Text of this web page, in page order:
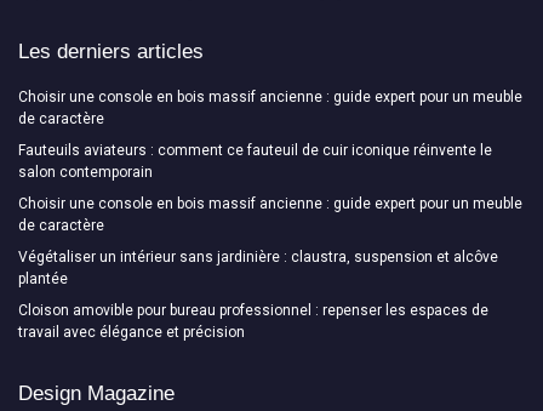
Les derniers articles
Choisir une console en bois massif ancienne : guide expert pour un meuble
de caractère
Fauteuils aviateurs : comment ce fauteuil de cuir iconique réinvente le
salon contemporain
Choisir une console en bois massif ancienne : guide expert pour un meuble
de caractère
Végétaliser un intérieur sans jardinière : claustra, suspension et alcôve
plantée
Cloison amovible pour bureau professionnel : repenser les espaces de
travail avec élégance et précision
Design Magazine